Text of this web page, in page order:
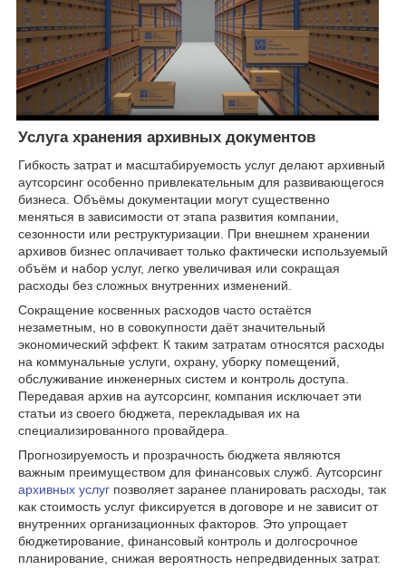
Услуга хранения архивных документов
Гибкость затрат и масштабируемость услуг делают архивный
аутсорсинг особенно привлекательным для развивающегося
бизнеса. Объёмы документации могут существенно
меняться в зависимости от этапа развития компании,
сезонности или реструктуризации. При внешнем хранении
архивов бизнес оплачивает только фактически используемый
объём и набор услуг, легко увеличивая или сокращая
расходы без сложных внутренних изменений.
Сокращение косвенных расходов часто остаётся
незаметным, но в совокупности даёт значительный
экономический эффект. К таким затратам относятся расходы
на коммунальные услуги, охрану, уборку помещений,
обслуживание инженерных систем и контроль доступа.
Передавая архив на аутсорсинг, компания исключает эти
статьи из своего бюджета, перекладывая их на
специализированного провайдера.
Прогнозируемость и прозрачность бюджета являются
важным преимуществом для финансовых служб. Аутсорсинг
архивных услуг позволяет заранее планировать расходы, так
как стоимость услуг фиксируется в договоре и не зависит от
внутренних организационных факторов. Это упрощает
бюджетирование, финансовый контроль и долгосрочное
планирование, снижая вероятность непредвиденных затрат.